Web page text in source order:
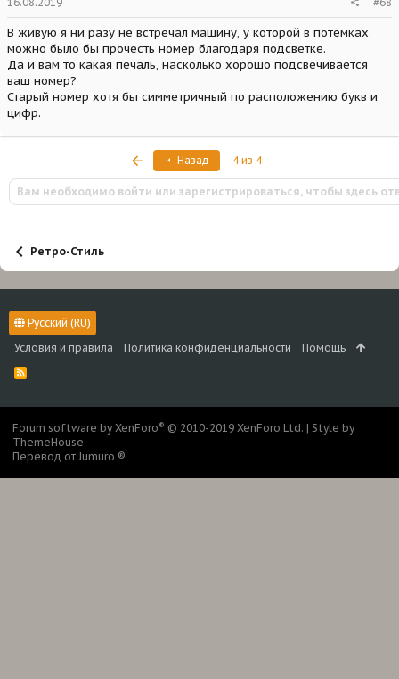
В живую я ни разу не встречал машину, у которой в потемках
можно было бы прочесть номер благодаря подсветке.
Да и вам то какая печаль, насколько хорошо подсвечивается
ваш номер?
Старый номер хотя бы симметричный по расположению букв и
цифр.
ПервыйНазад 4 из 4
Вам необходимо войти или зарегистрироваться, чтобы здесь
Ретро-Стиль
Русский (RU)
Условия и правила
Политика конфиденциальности Помощь
R
Forum software by XenForo® © 2010-2019 XenForo Ltd. | Style by
ThemeHouse
Перевод от Jumuro ®